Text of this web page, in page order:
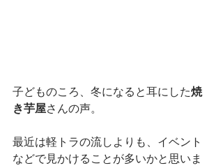
子どものころ、冬になると耳にした焼
き芋屋さんの声。
最近は軽トラの流しよりも、イベント
などで見かけることが多いかと思いま